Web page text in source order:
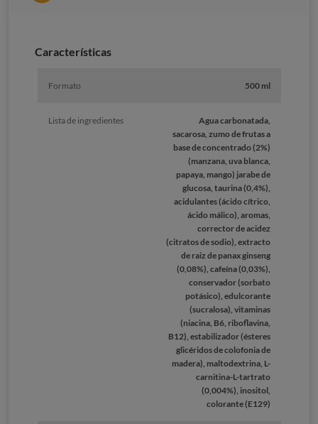
Caracterí­sticas
Formato 500 ml
Lista de ingredientes
Agua carbonatada,
sacarosa, zumo de frutas a
base de concentrado (2%)
(manzana, uva blanca,
papaya, mango) jarabe de
glucosa, taurina (0,4%),
acidulantes (ácido cítrico,
ácido málico), aromas,
corrector de acidez
(citratos de sodio), extracto
de raiz de panax ginseng
(0,08%), cafeína (0,03%),
conservador (sorbato
potásico), edulcorante
(sucralosa), vitaminas
(niacina, B6, riboflavina,
B12), estabilizador (ésteres
glicéridos de colofonia de
madera), maltodextrina, L-
carnitina-L-tartrato
(0,004%), inositol,
colorante (E129)